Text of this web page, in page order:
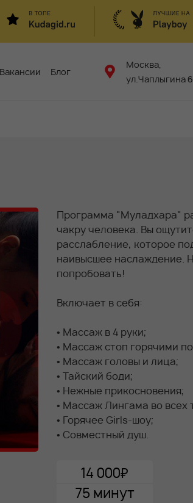
Вакансии Блог
Москва,
ул.Чаплыгина 6
Программа "Муладхара"
чакру человека. Вы
расслабление, которое
наивысшее наслаждение.
попробовать!
Включает в себя:
• Массаж в 4 руки;
• Массаж стоп горячими
• Массаж головы и лица;
• Тайский боди;
• Нежные прикосновения;
• Массаж Лингама во всех
• Горячее Girls-шоу;
• Совместный душ.
14 000₽
75 минут